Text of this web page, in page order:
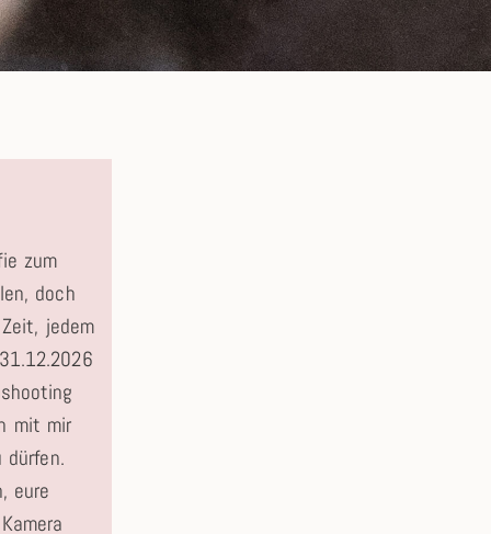
zum
doch
jedem
mit mir
eure